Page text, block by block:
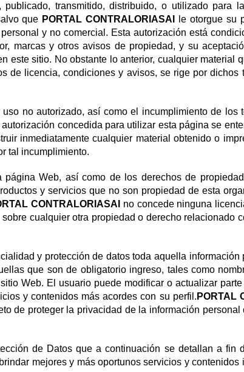
transmitido, distribuido, o utilizado para
que PORTAL CONTRALORIASAI
le otorgue su
y no comercial. Esta autorización está
marcas y otros avisos de propiedad, y su
este sitio. No obstante lo anterior, cualquier material
de licencia, condiciones y avisos, se rige por dichos
no autorizado, así como el incumplimiento de los
concedida para utilizar esta página se
inmediatamente cualquier material obtenido o
tal incumplimiento.
Web, así como de los derechos de
y servicios que no son propiedad de esta
CONTRALORIASAI no concede ninguna
cualquier otra propiedad o derecho relacionado
y protección de datos toda aquella
que son de obligatorio ingreso, tales como
Web. El usuario puede modificar o actualizar
y contenidos más acordes con su perfil. PORTAL
de proteger la privacidad de la información personal
de Datos que a continuación se detallan a fin
mejores y más oportunos servicios y contenidos